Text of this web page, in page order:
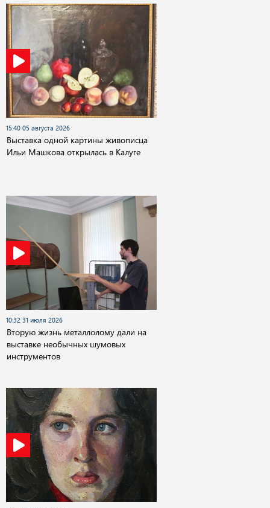
15:40 05 августа 2026
Выставка одной картины живописца
Ильи Машкова открылась в Калуге
10:32 31 июля 2026
Вторую жизнь металлолому дали на
выставке необычных шумовых
инструментов